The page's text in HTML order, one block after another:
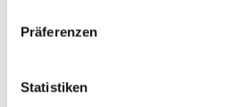
Präferenzen
Statistiken